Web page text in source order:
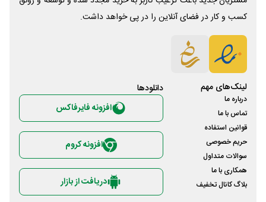
کسب و کار در فضای آنلاین را در پی خواهد داشت.
لینک‌های مهم
درباره ما
تماس با ما
قوانین استفاده
حریم خصوصی
سوالات متداول
همکاری با ما
بلاگ کانال تخفیف
دانلود‌ها
افزونه فایرفاکس
افزونه کروم
دریافت از بازار